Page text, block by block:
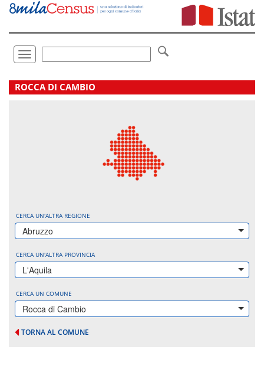
Vai
direttamente
Toggle
navigation
.
ROCCA DI CAMBIO
CERCA UN'ALTRA REGIONE
Abruzzo
CERCA UN'ALTRA PROVINCIA
L'Aquila
CERCA UN COMUNE
Rocca di Cambio
TORNA AL COMUNE